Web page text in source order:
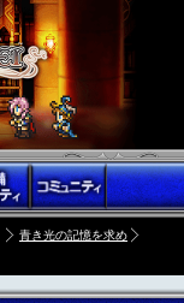
青き光の記憶を求め